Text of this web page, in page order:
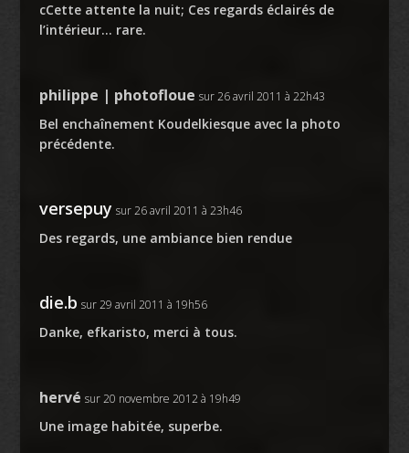
cCette attente la nuit; Ces regards éclairés de
l’intérieur… rare.
philippe | photofloue sur 26 avril 2011 à 22h43
Bel enchaînement Koudelkiesque avec la photo
précédente.
versepuy sur 26 avril 2011 à 23h46
Des regards, une ambiance bien rendue
die.b sur 29 avril 2011 à 19h56
Danke, efkaristo, merci à tous.
hervé sur 20 novembre 2012 à 19h49
Une image habitée, superbe.